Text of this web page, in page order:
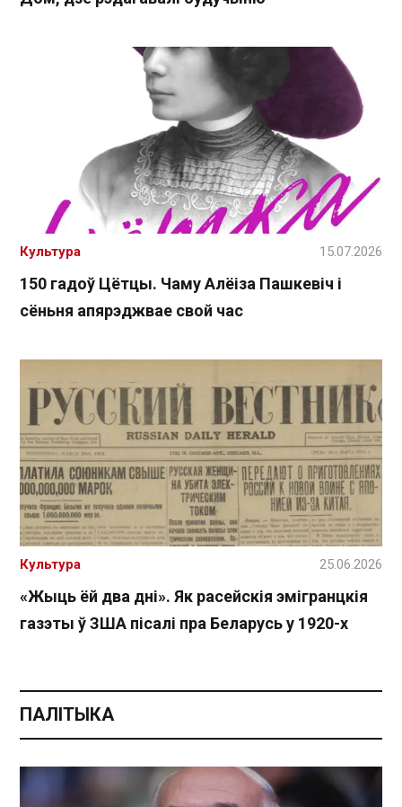
150 гадоў Цётцы. Чаму Алёіза Пашкевіч і
сёньня апярэджвае свой час
Культура 15.07.2026
«Жыць ёй два дні». Як расейскія эмігранцкія
газэты ў ЗША пісалі пра Беларусь у 1920-х
Культура 25.06.2026
ПАЛІТЫКА